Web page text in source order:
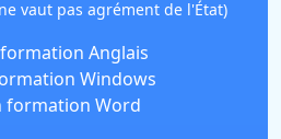
vaut pas agrément de l'État)
Anglais
Windows
formation Word